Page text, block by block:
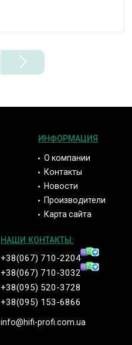
ИНФОРМАЦИЯ
О компании
Контакты
Новости
Производители
Карта сайта
НАШИ КОНТАКТЫ:
+38(067) 710-2204
+38(067) 710-3032
+38(095) 520-3728
+38(095) 153-6866
info@hifi-profi.com.ua